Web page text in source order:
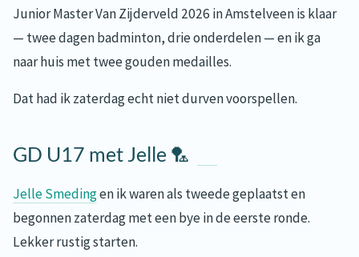
Junior Master Van Zijderveld 2026 in Amstelveen is klaar
— twee dagen badminton, drie onderdelen — en ik ga
naar huis met twee gouden medailles.
Dat had ik zaterdag echt niet durven voorspellen.
GD U17 met Jelle 🏸
Jelle Smedingen ik waren als tweede geplaatst en
begonnen zaterdag met een bye in de eerste ronde.
Lekker rustig starten.